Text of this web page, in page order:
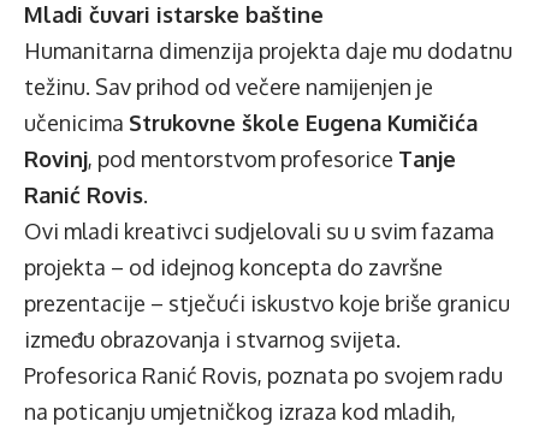
Mladi čuvari istarske baštine
Humanitarna dimenzija projekta daje mu dodatnu
težinu. Sav prihod od večere namijenjen je
učenicima Strukovne škole Eugena Kumičića
Rovinj, pod mentorstvom profesorice Tanje
Ranić Rovis.
Ovi mladi kreativci sudjelovali su u svim fazama
projekta – od idejnog koncepta do završne
prezentacije – stječući iskustvo koje briše granicu
između obrazovanja i stvarnog svijeta.
Profesorica Ranić Rovis, poznata po svojem radu
na poticanju umjetničkog izraza kod mladih,